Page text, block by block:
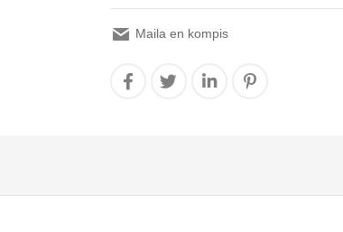
Maila en kompis